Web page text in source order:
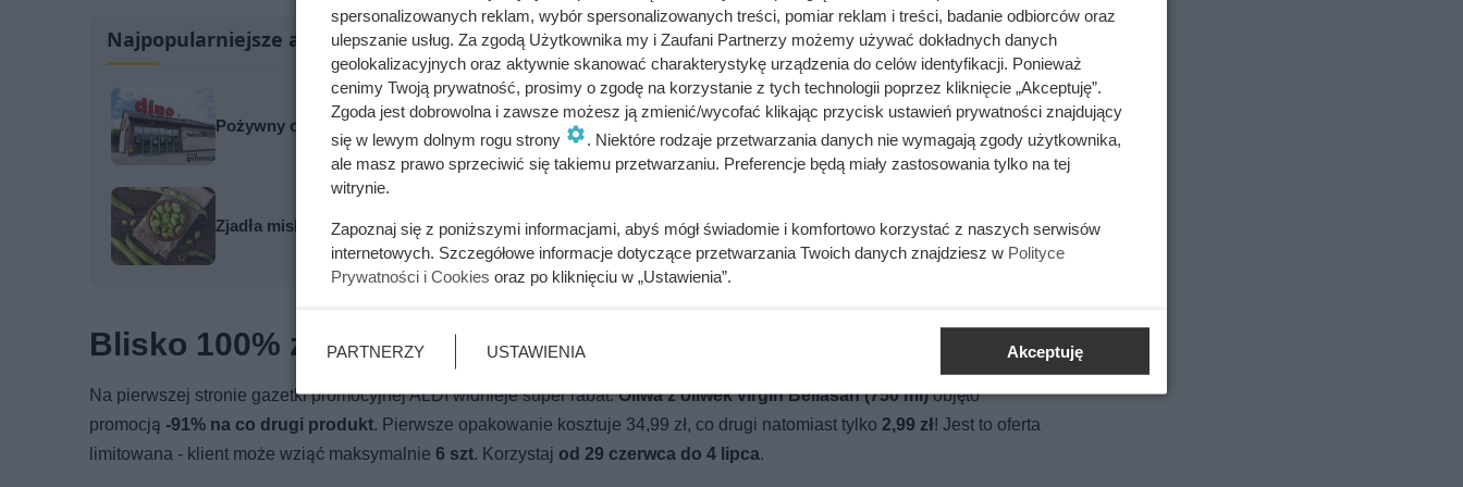
Najpopularniejsze artykuły
Pożywny obiad za mniej niż 8 zł – wystarczy dla dwóch osób
Zjadła miskę ugotowanego bobu. Oto co po kilku godzinach stało się z jej poziomem cukru i apetytem
Blisko 100% zniżki - tylko w ALDI w tym tygodniu
Na pierwszej stronie gazetki promocyjnej ALDI widnieje super rabat.Oliwa z oliwek virgin Bellasan (750 ml)objęto
promocją -91% na co drugi produkt. Pierwsze opakowanie kosztuje 34,99 zł, co drugi natomiast tylko 2,99 zł! Jest to oferta
limitowana - klient może wziąć maksymalnie 6 szt. Korzystaj od 29 czerwca do 4 lipca.
spersonalizowanych reklam, wybór spersonalizowanych treści, pomiar reklam i treści, badanie odbiorców oraz
ulepszanie usług. Za zgodą Użytkownika my i Zaufani Partnerzy możemy używać dokładnych danych
geolokalizacyjnych oraz aktywnie skanować charakterystykę urządzenia do celów identyfikacji. Ponieważ
cenimy Twoją prywatność, prosimy o zgodę na korzystanie z tych technologii poprzez kliknięcie „Akceptuję”.
Zgoda jest dobrowolna i zawsze możesz ją zmienić/wycofać klikając przycisk ustawień prywatności znajdujący
się w lewym dolnym rogu strony
. Niektóre rodzaje przetwarzania danych nie wymagają zgody użytkownika,
ale masz prawo sprzeciwić się takiemu przetwarzaniu. Preferencje będą miały zastosowania tylko na tej
witrynie.
Zapoznaj się z poniższymi informacjami, abyś mógł świadomie i komfortowo korzystać z naszych serwisów
internetowych. Szczegółowe informacje dotyczące przetwarzania Twoich danych znajdziesz w Polityce
Prywatności i Cookies oraz po kliknięciu w „Ustawienia”.
PARTNERZY USTAWIENIA Akceptuję